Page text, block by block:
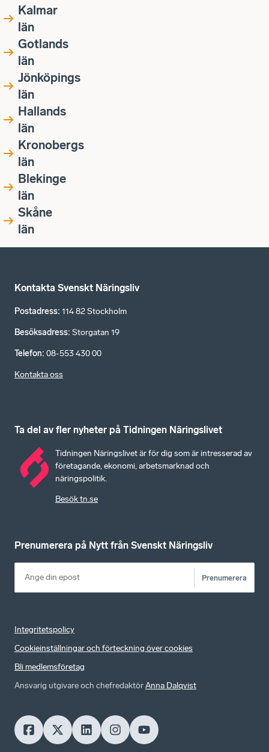
Kalmar
län
Gotlands
län
Jönköpings
län
Hallands
län
Kronobergs
län
Blekinge
län
Skåne
län
Kontakta Svenskt Näringsliv
Postadress: 114 82 Stockholm
Besöksadress: Storgatan 19
Telefon: 08-553 430 00
Kontakta oss
Ta del av fler nyheter på Tidningen Näringslivet
Tidningen Näringslivet är för dig som är intresserad av
företagande, ekonomi, arbetsmarknad och
näringspolitik.
Besök tn.se
Prenumerera på Nytt från Svenskt Näringsliv
Prenumerera
Integritetspolicy
Cookieinställningar och förteckning över cookies
Bli medlemsföretag
Ansvarig utgivare och chefredaktörAnna Dalqvist